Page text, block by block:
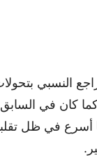
النسبي
كما كان في
أسرع في ظل